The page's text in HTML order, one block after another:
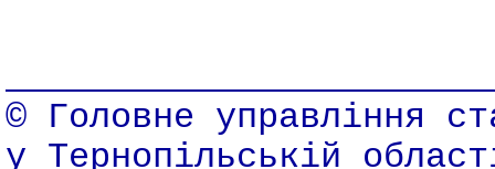
© Головне управління
у Тернопільській